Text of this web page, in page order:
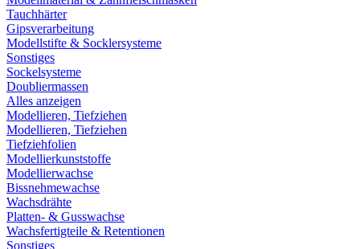
Tauchhärter
Gipsverarbeitung
Modellstifte & Socklersysteme
Sonstiges
Sockelsysteme
Doubliermassen
Alles anzeigen
Modellieren, Tiefziehen
Modellieren, Tiefziehen
Tiefziehfolien
Modellierkunststoffe
Modellierwachse
Bissnehmewachse
Wachsdrähte
Platten- & Gusswachse
Wachsfertigteile & Retentionen
Sonstiges